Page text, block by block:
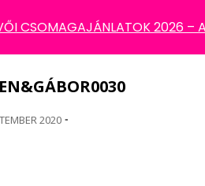
2020 -
CSOMAGAJÁNLATOK 2026